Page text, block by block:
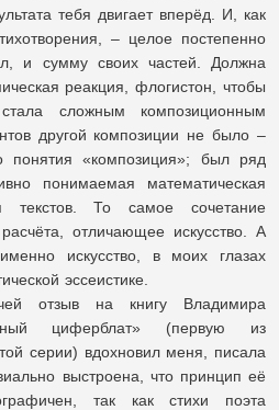
тебя двигает вперёд. И, как
– целое постепенно
и сумму своих частей. Должна
реакция, флогистон, чтобы
сложным композиционным
другой композиции не было –
«композиция»; был ряд
понимаемая математическая
текстов. То самое сочетание
отличающее искусство. А
искусство, в моих глазах
эссеистике.
отзыв на книгу Владимира
циферблат» (первую из
серии) вдохновил меня, писала
выстроена, что принцип её
так как стихи поэта